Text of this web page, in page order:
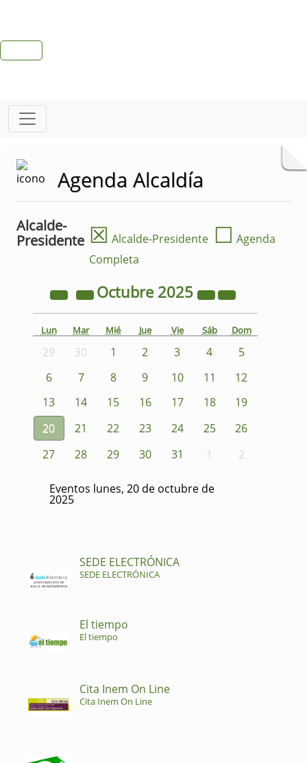
Agenda Alcaldía
Alcalde-
Presidente ☒ Alcalde-Presidente ☐ Agenda
Completa
Octubre 2025
Lun Mar Mié Jue Vie Sáb Dom
29 30 1 2 3 4
5
6
7 8 9 10 11
12
13
14 15 16 17 18
19
20
21 22 23 24 25
26
27
28 29 30 31 1 2
Eventos lunes, 20 de octubre de
2025
SEDE ELECTRÓNICA
SEDE ELECTRÓNICA
El tiempo
El tiempo
Cita Inem On Line
Cita Inem On Line